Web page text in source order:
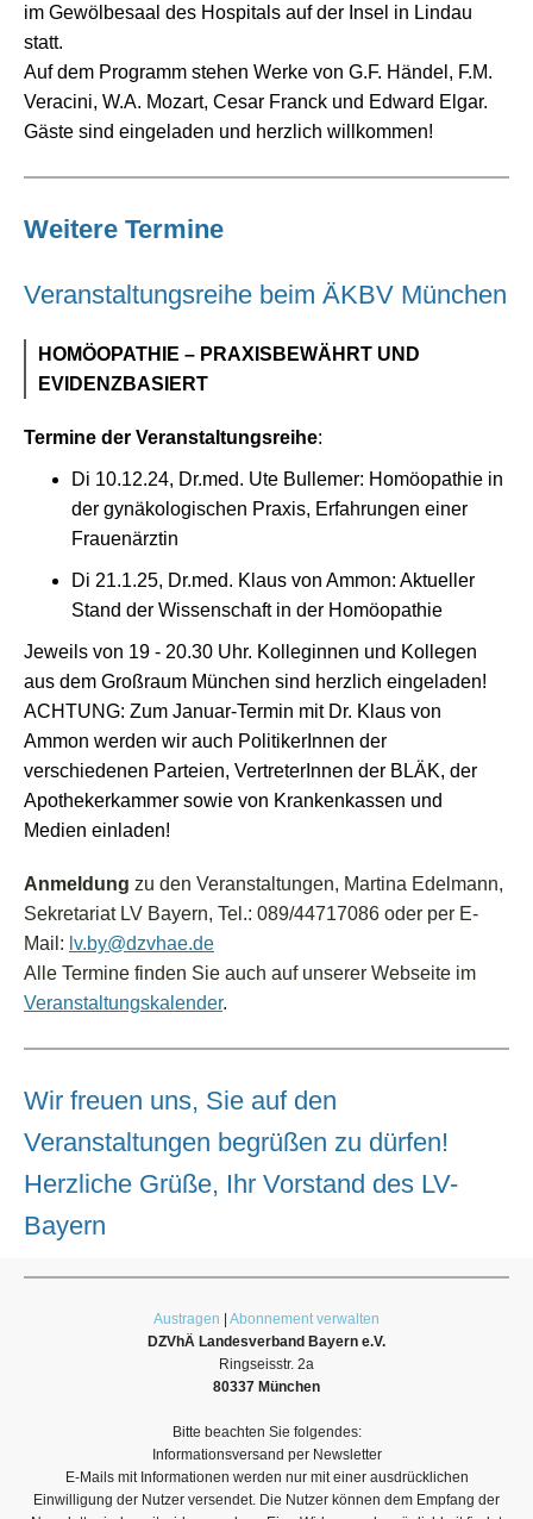
im Gewölbesaal des Hospitals auf der Insel in Lindau
statt.
Auf dem Programm stehen Werke von G.F. Händel, F.M.
Veracini, W.A. Mozart, Cesar Franck und Edward Elgar.
Gäste sind eingeladen und herzlich willkommen!
Weitere Termine
Veranstaltungsreihe beim ÄKBV München
HOMÖOPATHIE – PRAXISBEWÄHRT UND
EVIDENZBASIERT
Termine der Veranstaltungsreihe:
Di 10.12.24, Dr.med. Ute Bullemer: Homöopathie in
der gynäkologischen Praxis, Erfahrungen einer
Frauenärztin
Di 21.1.25, Dr.med. Klaus von Ammon: Aktueller
Stand der Wissenschaft in der Homöopathie
Jeweils von 19 - 20.30 Uhr. Kolleginnen und Kollegen
aus dem Großraum München sind herzlich eingeladen!
ACHTUNG: Zum Januar-Termin mit Dr. Klaus von
Ammon werden wir auch PolitikerInnen der
verschiedenen Parteien, VertreterInnen der BLÄK, der
Apothekerkammer sowie von Krankenkassen und
Medien einladen!
Anmeldung zu den Veranstaltungen, Martina Edelmann,
Sekretariat LV Bayern, Tel.: 089/44717086 oder per E-
Mail: lv.by@dzvhae.de
Alle Termine finden Sie auch auf unserer Webseite im
Veranstaltungskalender.
Wir freuen uns, Sie auf den
Veranstaltungen begrüßen zu dürfen!
Herzliche Grüße, Ihr Vorstand des LV-
Bayern
Austragen
Abonnement verwalten
DZVhÄ Landesverband Bayern e.V.
Ringseisstr. 2a
80337 München
Bitte beachten Sie folgendes:
Informationsversand per Newsletter
E-Mails mit Informationen werden nur mit einer ausdrücklichen
Einwilligung der Nutzer versendet. Die Nutzer können dem Empfang der